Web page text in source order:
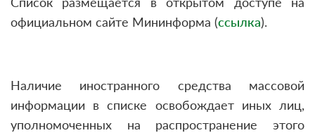
официальном сайте Мининформа (ссылка).
Наличие иностранного средства массовой
информации в списке освобождает иных лиц,
уполномоченных на распространение этого